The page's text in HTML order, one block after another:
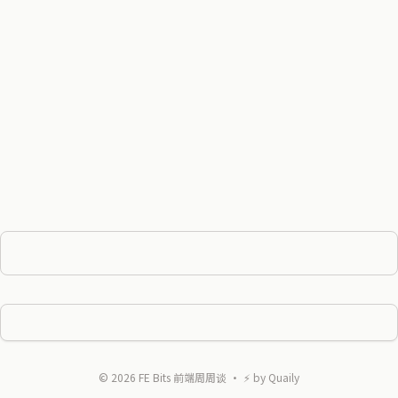
© 2026 FE Bits 前端周周谈 ・ ⚡ by Quaily